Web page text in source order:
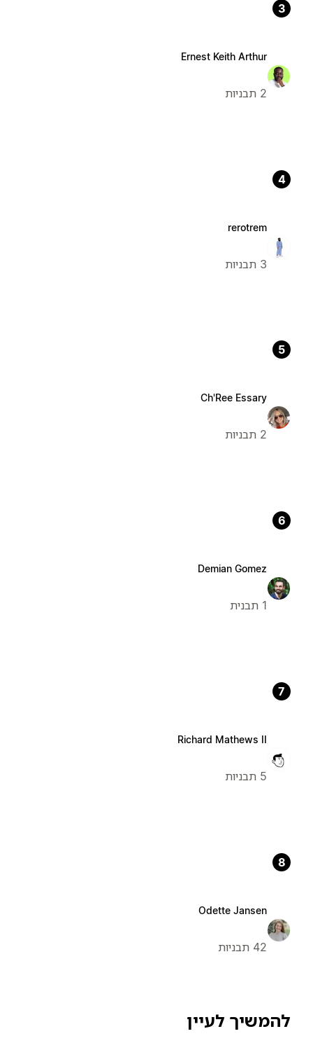
3
Ernest Keith Arthur
2 תבניות
4
rerotrem
3 תבניות
5
Ch'Ree Essary
2 תבניות
6
Demian Gomez
1 תבנית
7
Richard Mathews II
5 תבניות
8
Odette Jansen
42 תבניות
להמשיך לעיין